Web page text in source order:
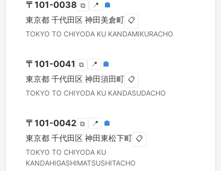
〒 101-0038 ⧉ 📍 🏣
東京都 千代田区 神田美倉町 📋
TOKYO TO CHIYODA KU KANDAMIKURACHO
〒 101-0041 ⧉ 📍 🏣
東京都 千代田区 神田須田町 📋
TOKYO TO CHIYODA KU KANDASUDACHO
〒 101-0042 ⧉ 📍 🏣
東京都 千代田区 神田東松下町 📋
TOKYO TO CHIYODA KU
KANDAHIGASHIMATSUSHITACHO